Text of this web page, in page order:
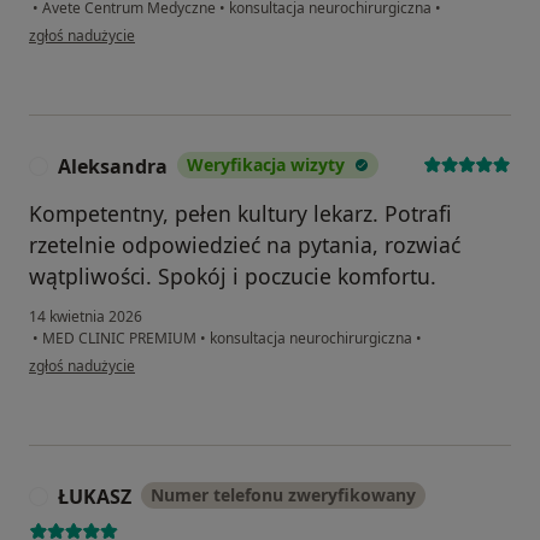
• Avete Centrum Medyczne • konsultacja neurochirurgiczna •
w opinii użytkownika Bogusław
zgłoś nadużycie
Aleksandra Weryfikacja wizyty
Kompetentny, pełen kultury lekarz. Potrafi
rzetelnie odpowiedzieć na pytania, rozwiać
wątpliwości. Spokój i poczucie komfortu.
14 kwietnia 2026
• MED CLINIC PREMIUM • konsultacja neurochirurgiczna •
w opinii użytkownika Aleksandra
zgłoś nadużycie
ŁUKASZ Numer telefonu zweryfikowany